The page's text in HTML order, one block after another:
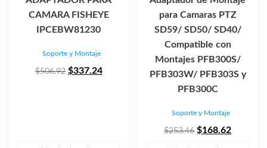
CAMARA FISHEYE
IPCEBW81230
Soporte y Montaje
$506.92 El
$337.24El
para Camaras PTZ
SD59/ SD50/ SD40/
Compatible con
Montajes PFB300S/
PFB303W/ PFB303S y
PFB300C
Soporte y Montaje
$253.46 El
$168.62El